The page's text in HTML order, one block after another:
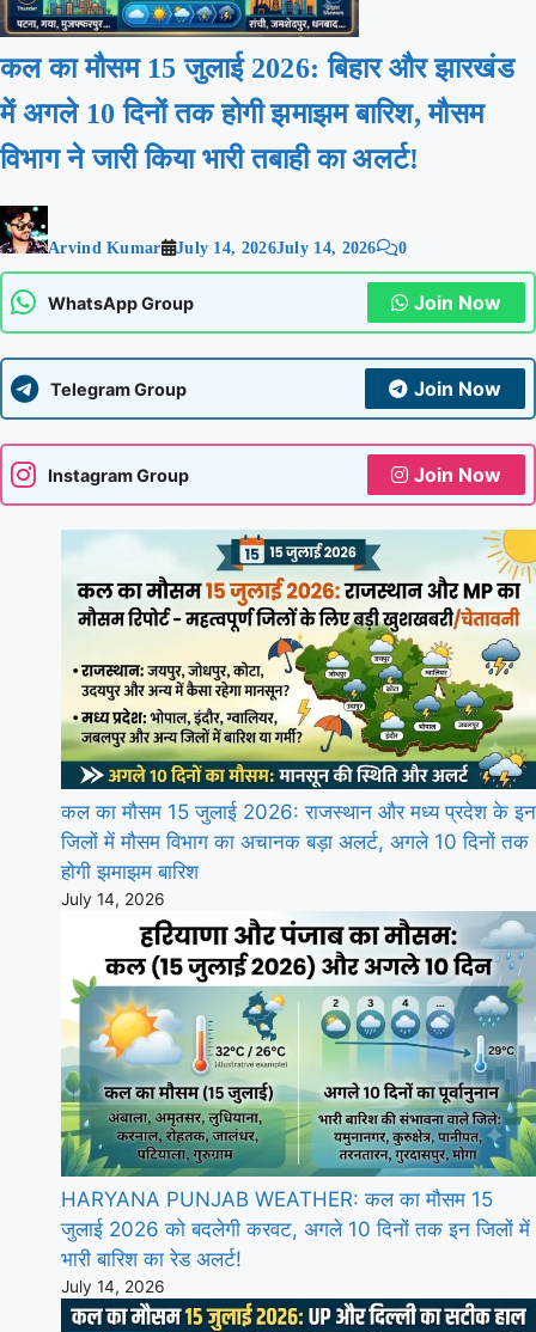
कल का मौसम 15 जुलाई 2026: बिहार और झारखंड
में अगले 10 दिनों तक होगी झमाझम बारिश, मौसम
विभाग ने जारी किया भारी तबाही का अलर्ट!
Arvind Kumar July 14, 2026July 14, 2026 0
WhatsApp Group Join Now
Telegram Group Join Now
Instagram Group Join Now
कल का मौसम 15 जुलाई 2026: राजस्थान और मध्य प्रदेश के इन
जिलों में मौसम विभाग का अचानक बड़ा अलर्ट, अगले 10 दिनों तक
होगी झमाझम बारिश
July 14, 2026
HARYANA PUNJAB WEATHER: कल का मौसम 15
जुलाई 2026 को बदलेगी करवट, अगले 10 दिनों तक इन जिलों में
भारी बारिश का रेड अलर्ट!
July 14, 2026